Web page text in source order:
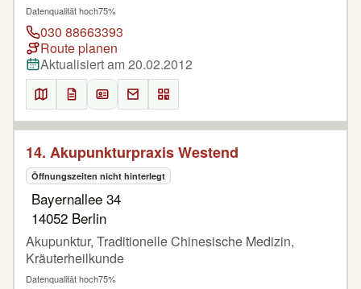
Datenqualität hoch75%
030 88663393
Route planen
Aktualisiert am 20.02.2012
14. Akupunkturpraxis Westend
Öffnungszeiten nicht hinterlegt
Bayernallee 34
14052 Berlin
Akupunktur, Traditionelle Chinesische Medizin,
Kräuterheilkunde
Datenqualität hoch75%